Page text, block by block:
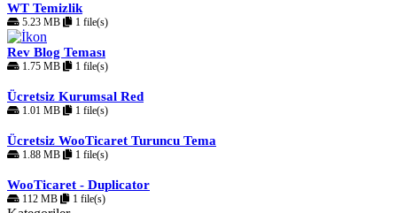
WT Temizlik
5.23 MB 1 file(s)
Rev Blog Teması
1.75 MB 1 file(s)
Ücretsiz Kurumsal Red
1.01 MB 1 file(s)
Ücretsiz WooTicaret Turuncu Tema
1.88 MB 1 file(s)
WooTicaret - Duplicator
112 MB 1 file(s)